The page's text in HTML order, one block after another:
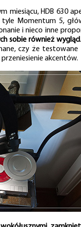
miesiącu, HDB 630
Momentum 5,
i nieco inne
sobie również wygląd
czy że testowane
przeniesienie akcentów.